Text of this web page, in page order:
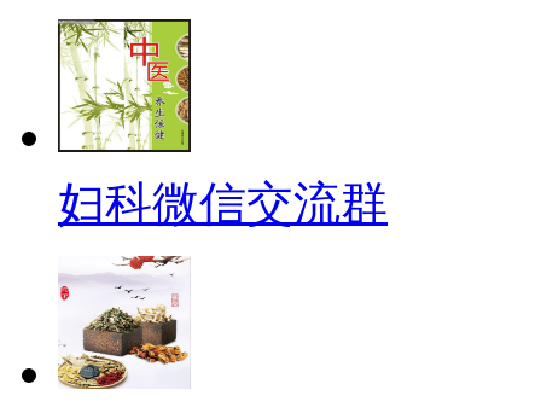
妇科微信交流群